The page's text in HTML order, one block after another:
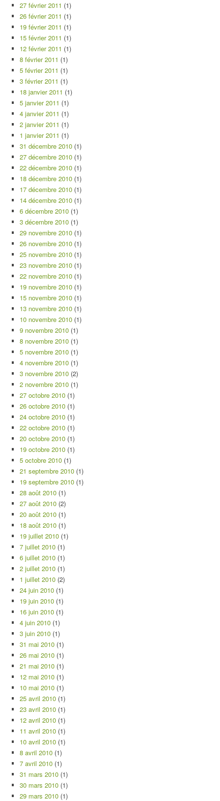
27 février 2011 (1)
26 février 2011 (1)
19 février 2011 (1)
15 février 2011 (1)
12 février 2011 (1)
8 février 2011 (1)
5 février 2011 (1)
3 février 2011 (1)
18 janvier 2011 (1)
5 janvier 2011 (1)
4 janvier 2011 (1)
2 janvier 2011 (1)
1 janvier 2011 (1)
31 décembre 2010 (1)
27 décembre 2010 (1)
22 décembre 2010 (1)
18 décembre 2010 (1)
17 décembre 2010 (1)
14 décembre 2010 (1)
6 décembre 2010 (1)
3 décembre 2010 (1)
29 novembre 2010 (1)
26 novembre 2010 (1)
25 novembre 2010 (1)
23 novembre 2010 (1)
22 novembre 2010 (1)
19 novembre 2010 (1)
15 novembre 2010 (1)
13 novembre 2010 (1)
10 novembre 2010 (1)
9 novembre 2010 (1)
8 novembre 2010 (1)
5 novembre 2010 (1)
4 novembre 2010 (1)
3 novembre 2010 (2)
2 novembre 2010 (1)
27 octobre 2010 (1)
26 octobre 2010 (1)
24 octobre 2010 (1)
22 octobre 2010 (1)
20 octobre 2010 (1)
19 octobre 2010 (1)
5 octobre 2010 (1)
21 septembre 2010 (1)
19 septembre 2010 (1)
28 août 2010 (1)
27 août 2010 (2)
20 août 2010 (1)
18 août 2010 (1)
19 juillet 2010 (1)
7 juillet 2010 (1)
6 juillet 2010 (1)
2 juillet 2010 (1)
1 juillet 2010 (2)
24 juin 2010 (1)
19 juin 2010 (1)
16 juin 2010 (1)
4 juin 2010 (1)
3 juin 2010 (1)
31 mai 2010 (1)
26 mai 2010 (1)
21 mai 2010 (1)
12 mai 2010 (1)
10 mai 2010 (1)
25 avril 2010 (1)
23 avril 2010 (1)
12 avril 2010 (1)
11 avril 2010 (1)
10 avril 2010 (1)
8 avril 2010 (1)
7 avril 2010 (1)
31 mars 2010 (1)
30 mars 2010 (1)
29 mars 2010 (1)